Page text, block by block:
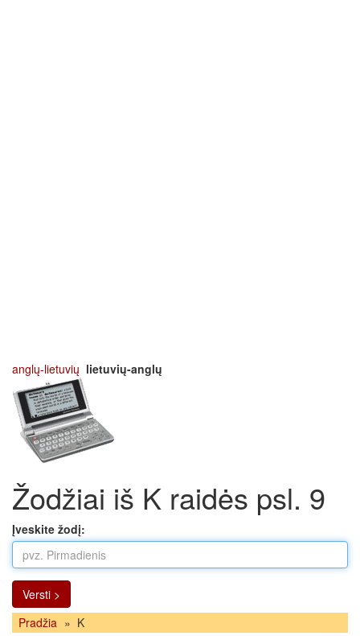
anglų-lietuvių lietuvių-anglų
Žodžiai iš K raidės psl. 9
Įveskite žodį:
Versti >
Pradžia » K